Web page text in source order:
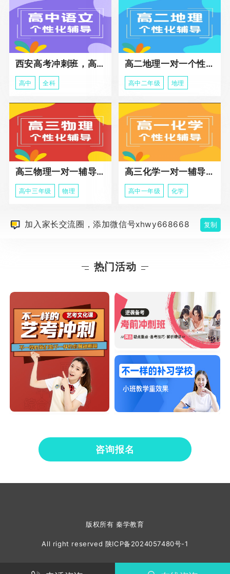
西安高考冲刺班，高三全科辅导
高中 全科
高二地理一对一个性化冲刺辅导课程
高中二年级 地理
高三物理一对一辅导课程
高中三年级 物理
高三化学一对一辅导课程
高中一年级 化学
加入家长交流圈，添加微信号xhwy668668 复制
热门活动
咨询报名
版权所有 秦学教育
All right reserved 陕ICP备2024057480号-1